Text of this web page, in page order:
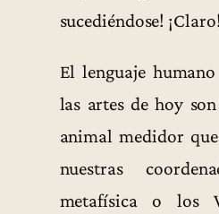
sucediéndose! ¡Claro!
El lenguaje
las artes de hoy
animal medidor
nuestras
metafísica o los